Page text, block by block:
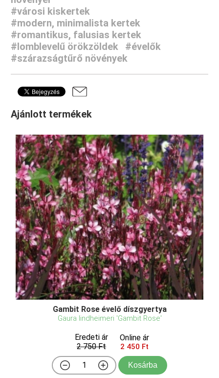
#városi kiskertek
#modern, minimalista kertek
#romantikus, falusias kertek
#lomblevelű örökzöldek
#évelők
#szárazságtűrő növények
Ajánlott termékek
Gambit Rose évelő díszgyertya
Gaura lindheimeri 'Gambit Rose'
Eredeti ár
2 750 Ft
Online ár
2 450 Ft
Kosárba